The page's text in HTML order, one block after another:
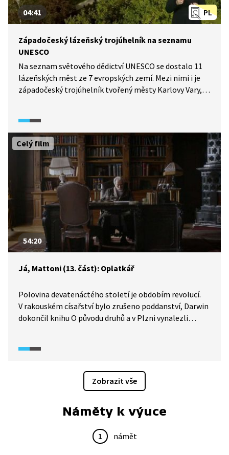
PL
04:41
Západočeský lázeňský trojúhelník na seznamu
UNESCO
Na seznam světového dědictví UNESCO se dostalo 11
lázeňských měst ze 7 evropských zemí. Mezi nimi i je
západočeský trojúhelník tvořený městy Karlovy Vary,
splňovat a jaké výhody jim to přinese? Na čem teď
budou města společně pracovat a co je nyní prioritami
jejich vedení?
Celý film
54:20
Já, Mattoni (13. část): Oplatkář
Polovina devatenáctého století je obdobím revolucí.
V rakouském císařství bylo zrušeno poddanství, Darwin
dokončil knihu O původu druhů a v Plzni vynalezli
či železáren se v jeho západním křídle, v Karlovarském
Jeho strůjcem se stává Heinrich Mattoni, zdatný
byznysmen, který je ochotný dosahovat svých cílů
Zobrazit vše
Náměty k výuce
1 námět